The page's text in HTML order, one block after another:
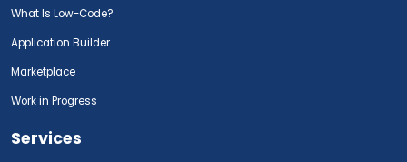
What Is Low-Code?
Application Builder
Marketplace
Work in Progress
Services